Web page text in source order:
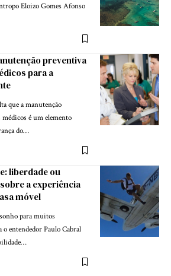
Eloizo Gomes Afonso
preventiva
para a
que a manutenção
é um elemento
do…
liberdade ou
a experiência
móvel
para muitos
entendedor Paulo Cabral